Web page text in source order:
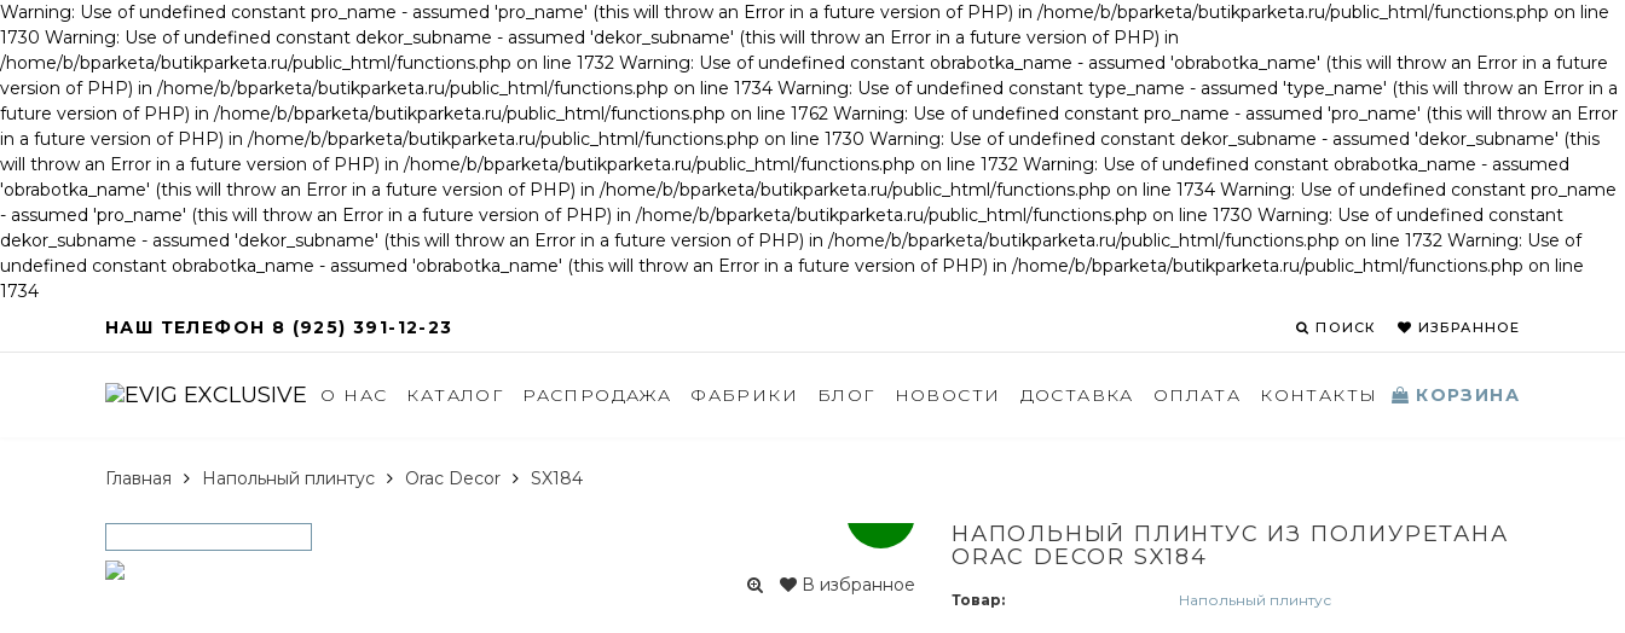
Warning: Use of undefined constant pro_name - assumed 'pro_name' (this will throw an Error in a future version of PHP) in /home/b/bparketa/butikparketa.ru/public_html/functions.php on line
1730 Warning: Use of undefined constant dekor_subname - assumed 'dekor_subname' (this will throw an Error in a future version of PHP) in
/home/b/bparketa/butikparketa.ru/public_html/functions.php on line 1732 Warning: Use of undefined constant obrabotka_name - assumed 'obrabotka_name' (this will throw an Error in a future
version of PHP) in /home/b/bparketa/butikparketa.ru/public_html/functions.php on line 1734 Warning: Use of undefined constant type_name - assumed 'type_name' (this will throw an Error in a
future version of PHP) in /home/b/bparketa/butikparketa.ru/public_html/functions.php on line 1762 Warning: Use of undefined constant pro_name - assumed 'pro_name' (this will throw an Error
in a future version of PHP) in /home/b/bparketa/butikparketa.ru/public_html/functions.php on line 1730 Warning: Use of undefined constant dekor_subname - assumed 'dekor_subname' (this
will throw an Error in a future version of PHP) in /home/b/bparketa/butikparketa.ru/public_html/functions.php on line 1732 Warning: Use of undefined constant obrabotka_name - assumed
'obrabotka_name' (this will throw an Error in a future version of PHP) in /home/b/bparketa/butikparketa.ru/public_html/functions.php on line 1734 Warning: Use of undefined constant pro_name
- assumed 'pro_name' (this will throw an Error in a future version of PHP) in /home/b/bparketa/butikparketa.ru/public_html/functions.php on line 1730 Warning: Use of undefined constant
dekor_subname - assumed 'dekor_subname' (this will throw an Error in a future version of PHP) in /home/b/bparketa/butikparketa.ru/public_html/functions.php on line 1732 Warning: Use of
undefined constant obrabotka_name - assumed 'obrabotka_name' (this will throw an Error in a future version of PHP) in /home/b/bparketa/butikparketa.ru/public_html/functions.php on line
1734
НАШ ТЕЛЕФОН 8 (925) 391-12-23
ПОИСК ИЗБРАННОЕ
О НАС КАТАЛОГ РАСПРОДАЖА ФАБРИКИ БЛОГ НОВОСТИ ДОСТАВКА ОПЛАТА КОНТАКТЫ КОРЗИНА
Главная Напольный плинтус Orac Decor SX184
В избранное
НАПОЛЬНЫЙ ПЛИНТУС ИЗ ПОЛИУРЕТАНА
ORAC DECOR SX184
Товар: Напольный плинтус